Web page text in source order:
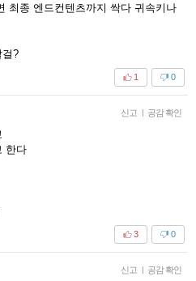
최종 엔드컨텐츠까지 싹다 귀속키나
걸?
0
1
신고 | 공감 확인
한다
0
3
신고 | 공감 확인